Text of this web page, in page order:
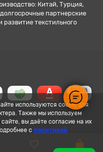
используются cookie для
Также мы используем
вы даёте согласие на их
с политикой
Китай, Турция,
партнерские
текстильного